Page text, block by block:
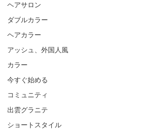
ヘアサロン
ダブルカラー
ヘアカラー
アッシュ、外国人風
カラー
今すぐ始める
コミュニティ
出雲グラニテ
ショートスタイル